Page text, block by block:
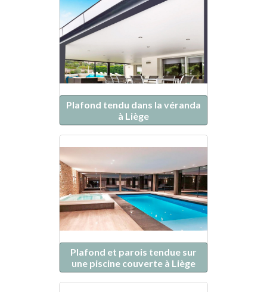
Plafond tendu dans la véranda
à Liège
Plafond et parois tendue sur
une piscine couverte à Liège